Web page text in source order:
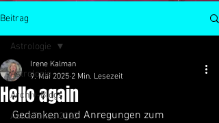
Beitrag
Astrologie
Archiv-Blogs
AstroFokus 2022
Astrologie
Hello again
Irene Kalman
9. Mai 2025 2 Min. Lesezeit
Gedanken und Anregungen zum